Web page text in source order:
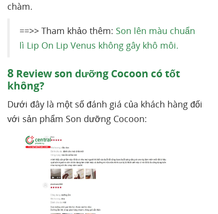
chàm.
==>> Tham khảo thêm: Son lên màu chuẩn
lì Lip On Lip Venus không gây khô môi.
8 Review son dưỡng Cocoon có tốt
không?
Dưới đây là một số đánh giá của khách hàng đối
với sản phẩm Son dưỡng Cocoon: